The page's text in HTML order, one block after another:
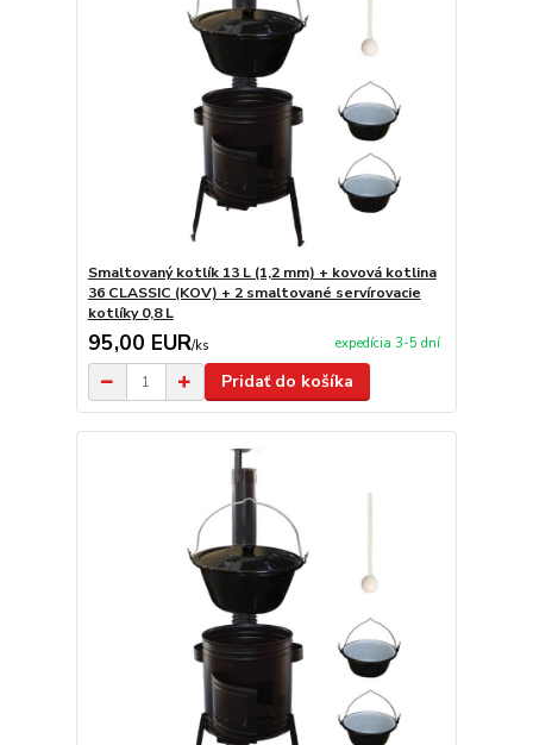
Smaltovaný kotlík 13 L (1,2 mm) + kovová kotlina
36 CLASSIC (KOV) + 2 smaltované servírovacie
kotlíky 0,8 L
95,00 EUR/ks expedícia 3-5 dní
Pridať do košíka